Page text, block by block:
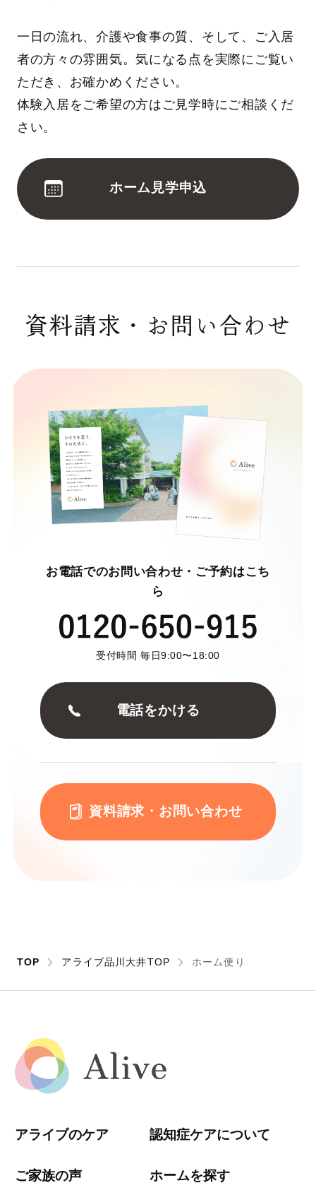
一日の流れ、介護や食事の質、そして、ご入居
者の方々の雰囲気。気になる点を実際にご覧い
ただき、お確かめください。
体験入居をご希望の方はご見学時にご相談くだ
さい。
ホーム見学申込
資料請求・お問い合わせ
お電話でのお問い合わせ・ご予約はこち
ら
受付時間 毎日9:00〜18:00
電話をかける
資料請求・お問い合わせ
TOP アライブ品川大井TOP ホーム便り
アライブのケア 認知症ケアについて
ご家族の声 ホームを探す